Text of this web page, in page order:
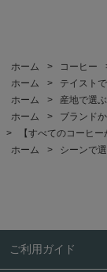
ホーム > コーヒー
ホーム
>
テイスト
ホーム
>
産地で選ぶ
ホーム
> ブランド
>
【すべてのコーヒー
ホーム
> シーンで
ご利用ガイド